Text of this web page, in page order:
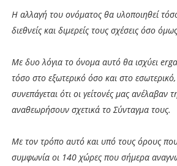
Η αλλαγή του ονόματος θα υλοποιηθεί
διεθνείς και διμερείς τους σχέσεις όσο
Με δυο λόγια το όνομα αυτό θα ισχύει
τόσο στο εξωτερικό όσο και στο
συνεπάγεται ότι οι γείτονές μας
αναθεωρήσουν σχετικά το Σύνταγμα τους.
Με τον τρόπο αυτό και υπό τους όρους
συμφωνία οι 140 χώρες που σήμερα